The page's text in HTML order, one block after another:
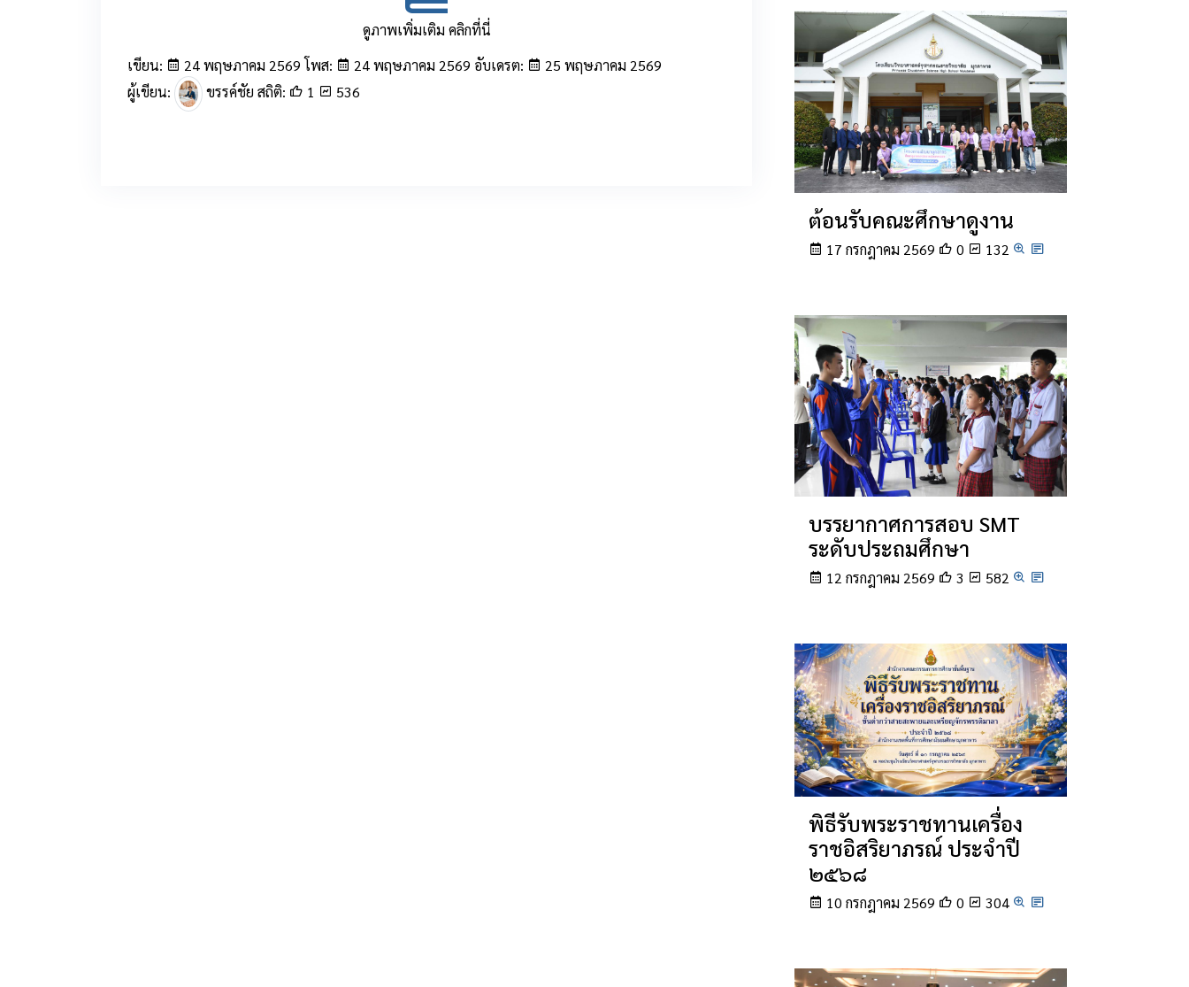
ดูภาพเพิ่มเติม คลิกที่นี่
เขียน:
24 พฤษภาคม 2569 โพส: 24 พฤษภาคม 2569 อับเดรต:
25 พฤษภาคม 2569
ผู้เขียน:
ขรรค์ชัย สถิติ: 1 536
ต้อนรับคณะศึกษาดูงาน
17 กรกฎาคม 2569 0 132
บรรยากาศการสอบ SMT
ระดับประถมศึกษา
12 กรกฎาคม 2569 3 582
พิธีรับพระราชทานเครื่อง
ราชอิสริยาภรณ์ ประจำปี
๒๕๖๘
10 กรกฎาคม 2569 0 304